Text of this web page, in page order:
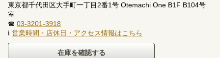
東京都千代田区大手町一丁目2番1号 Otemachi One B1F B104号
室
☎ 03-3201-3918
ℹ 営業時間・店休日・アクセス情報はこちら